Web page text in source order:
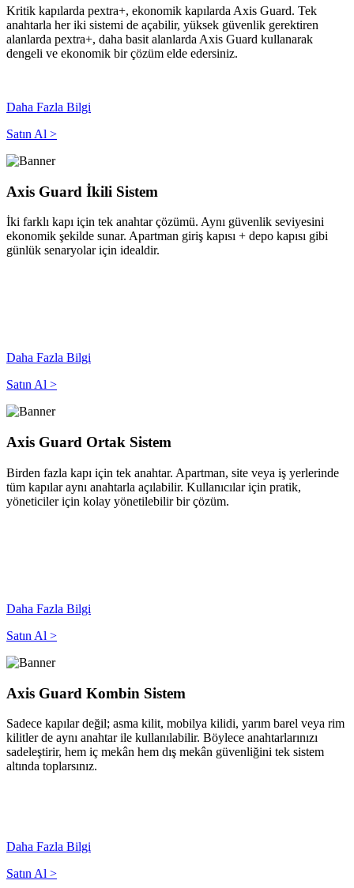
Kritik kapılarda pextra+, ekonomik kapılarda Axis Guard. Tek
anahtarla her iki sistemi de açabilir, yüksek güvenlik gerektiren
alanlarda pextra+, daha basit alanlarda Axis Guard kullanarak
dengeli ve ekonomik bir çözüm elde edersiniz.
Daha Fazla Bilgi
Satın Al >
Axis Guard İkili Sistem
İki farklı kapı için tek anahtar çözümü. Aynı güvenlik seviyesini
ekonomik şekilde sunar. Apartman giriş kapısı + depo kapısı gibi
günlük senaryolar için idealdir.
Daha Fazla Bilgi
Satın Al >
Axis Guard Ortak Sistem
Birden fazla kapı için tek anahtar. Apartman, site veya iş yerlerinde
tüm kapılar aynı anahtarla açılabilir. Kullanıcılar için pratik,
yöneticiler için kolay yönetilebilir bir çözüm.
Daha Fazla Bilgi
Satın Al >
Axis Guard Kombin Sistem
Sadece kapılar değil; asma kilit, mobilya kilidi, yarım barel veya rim
kilitler de aynı anahtar ile kullanılabilir. Böylece anahtarlarınızı
sadeleştirir, hem iç mekân hem dış mekân güvenliğini tek sistem
altında toplarsınız.
Daha Fazla Bilgi
Satın Al >